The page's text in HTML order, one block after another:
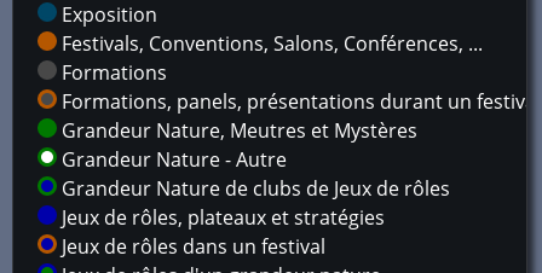
Exposition
Festivals, Conventions, Salons, Conférences, ...
Formations
Formations, panels, présentations durant un festival
Grandeur Nature, Meutres et Mystères
Grandeur Nature - Autre
Grandeur Nature de clubs de Jeux de rôles
Jeux de rôles, plateaux et stratégies
Jeux de rôles dans un festival